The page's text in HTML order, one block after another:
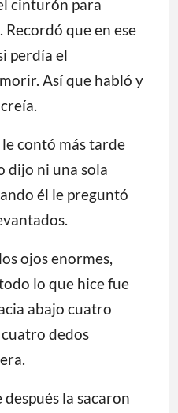
cinturón para
que en ese
perdía el
Así que habló y
contó más tarde
dijo ni una sola
él le preguntó
ojos enormes,
lo que hice fue
abajo cuatro
dedos
la sacaron